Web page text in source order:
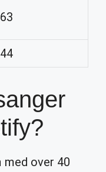
med over 40